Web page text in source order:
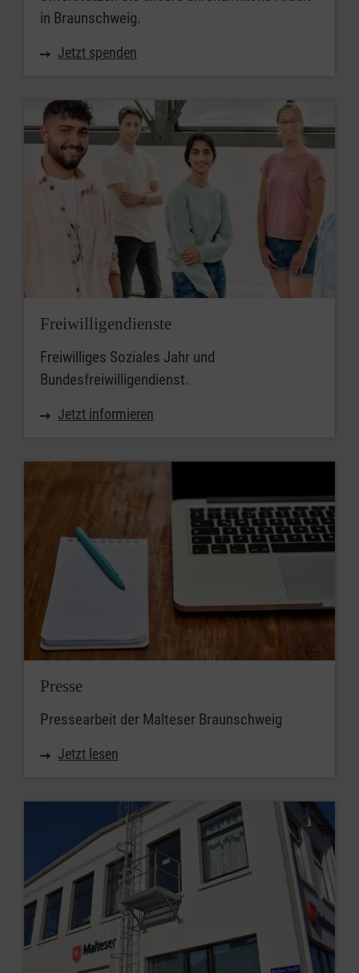
in Braunschweig.
Jetzt spenden
Freiwilligendienste
Freiwilliges Soziales Jahr und
Bundesfreiwilligendienst.
Jetzt informieren
Presse
Pressearbeit der Malteser Braunschweig
Jetzt lesen